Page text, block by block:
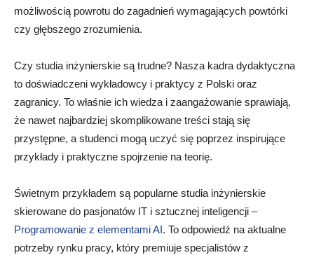
możliwością powrotu do zagadnień wymagających powtórki
czy głębszego zrozumienia.
Czy studia inżynierskie są trudne? Nasza kadra dydaktyczna
to doświadczeni wykładowcy i praktycy z Polski oraz
zagranicy. To właśnie ich wiedza i zaangażowanie sprawiają,
że nawet najbardziej skomplikowane treści stają się
przystępne, a studenci mogą uczyć się poprzez inspirujące
przykłady i praktyczne spojrzenie na teorię.
Świetnym przykładem są popularne studia inżynierskie
skierowane do pasjonatów IT i sztucznej inteligencji –
Programowanie z elementami AI. To odpowiedź na aktualne
potrzeby rynku pracy, który premiuje specjalistów z